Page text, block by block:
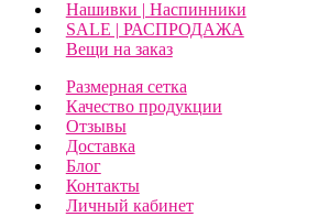
Нашивки | Наспинники
SALE | РАСПРОДАЖА
Вещи на заказ
Размерная сетка
Качество продукции
Отзывы
Доставка
Блог
Контакты
Личный кабинет